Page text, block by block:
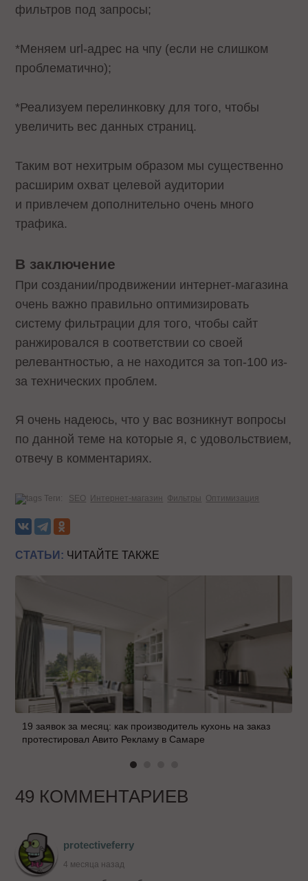
фильтров под запросы;
*Меняем url-адрес на чпу (если не слишком
проблематично);
*Реализуем перелинковку для того, чтобы
увеличить вес данных страниц.
Таким вот нехитрым образом мы существенно
расширим охват целевой аудитории
и привлечем дополнительно очень много
трафика.
В заключение
При создании/продвижении интернет-магазина
очень важно правильно оптимизировать
систему фильтрации для того, чтобы сайт
ранжировался в соответствии со своей
релевантностью, а не находится за топ-100 из-
за технических проблем.
Я очень надеюсь, что у вас возникнут вопросы
по данной теме на которые я, с удовольствием,
отвечу в комментариях.
Теги: SEO Интернет-магазин Фильтры Оптимизация
СТАТЬИ: ЧИТАЙТЕ ТАКЖЕ
19 заявок за месяц: как производитель кухонь на заказ
протестировал Авито Рекламу в Самаре
49 КОММЕНТАРИЕВ
protectiveferry
4 месяца назад